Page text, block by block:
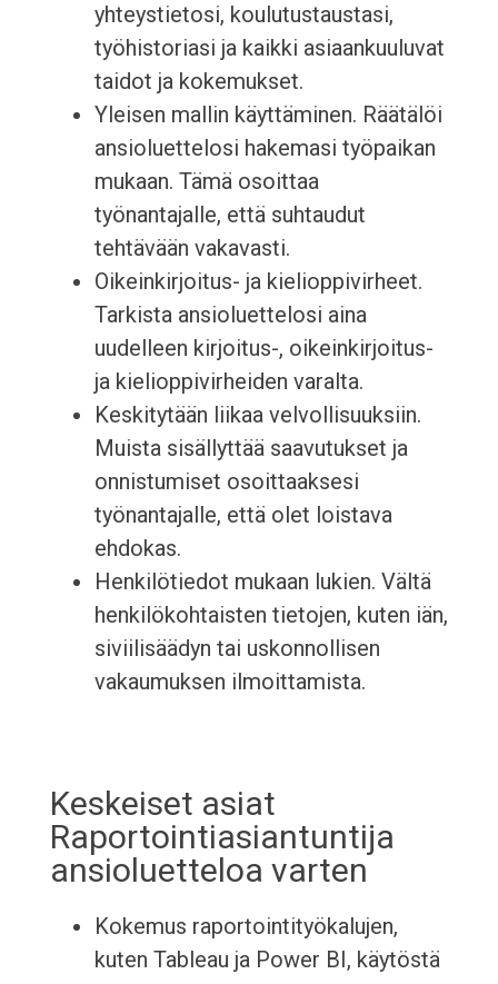
yhteystietosi, koulutustaustasi,
työhistoriasi ja kaikki asiaankuuluvat
taidot ja kokemukset.
Yleisen mallin käyttäminen. Räätälöi
ansioluettelosi hakemasi työpaikan
mukaan. Tämä osoittaa
työnantajalle, että suhtaudut
tehtävään vakavasti.
Oikeinkirjoitus- ja kielioppivirheet.
Tarkista ansioluettelosi aina
uudelleen kirjoitus-, oikeinkirjoitus-
ja kielioppivirheiden varalta.
Keskitytään liikaa velvollisuuksiin.
Muista sisällyttää saavutukset ja
onnistumiset osoittaaksesi
työnantajalle, että olet loistava
ehdokas.
Henkilötiedot mukaan lukien. Vältä
henkilökohtaisten tietojen, kuten iän,
siviilisäädyn tai uskonnollisen
vakaumuksen ilmoittamista.
Keskeiset asiat
Raportointiasiantuntija
ansioluetteloa varten
Kokemus raportointityökalujen,
kuten Tableau ja Power BI, käytöstä